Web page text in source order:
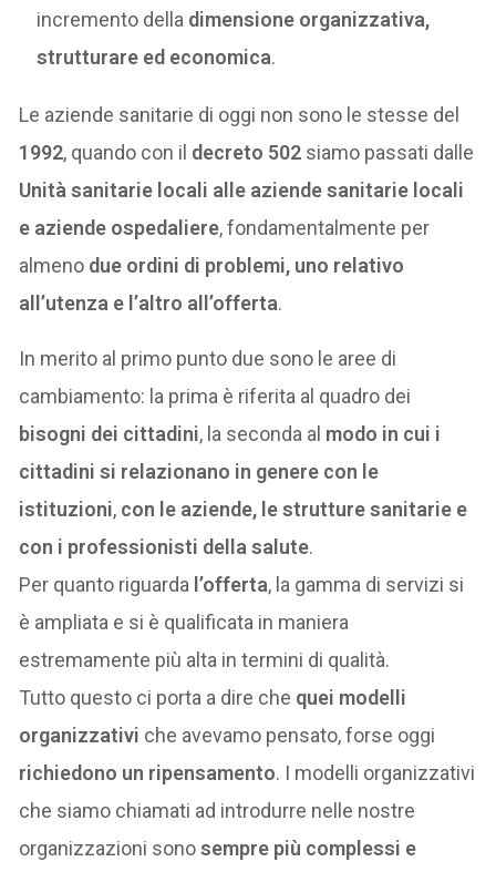
incremento della dimensione organizzativa,
strutturare ed economica.
Le aziende sanitarie di oggi non sono le stesse del
1992, quando con il decreto 502 siamo passati dalle
Unità sanitarie locali alle aziende sanitarie locali
e aziende ospedaliere, fondamentalmente per
almeno due ordini di problemi, uno relativo
all’utenza e l’altro all’offerta.
In merito al primo punto due sono le aree di
cambiamento: la prima è riferita al quadro dei
bisogni dei cittadini, la seconda al modo in cui i
cittadini si relazionano in genere con le
istituzioni, con le aziende, le strutture sanitarie e
con i professionisti della salute.
Per quanto riguarda l’offerta, la gamma di servizi si
è ampliata e si è qualificata in maniera
estremamente più alta in termini di qualità.
Tutto questo ci porta a dire che quei modelli
organizzativi che avevamo pensato, forse oggi
richiedono un ripensamento. I modelli organizzativi
che siamo chiamati ad introdurre nelle nostre
organizzazioni sonosempre più complessi e